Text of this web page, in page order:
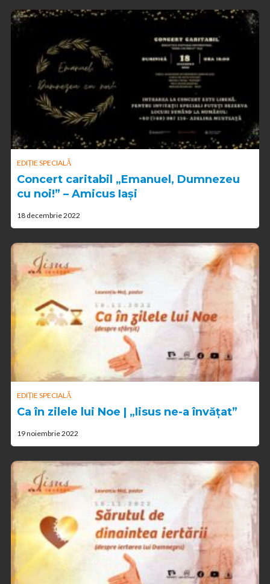
EDIȚIE SPECIALĂ
Concert caritabil „Emanuel, Dumnezeu
cu noi!” – Amicus Iași
18 decembrie 2022
EDIȚIE SPECIALĂ
Ca în zilele lui Noe | „Iisus ne-a învățat”
19 noiembrie 2022